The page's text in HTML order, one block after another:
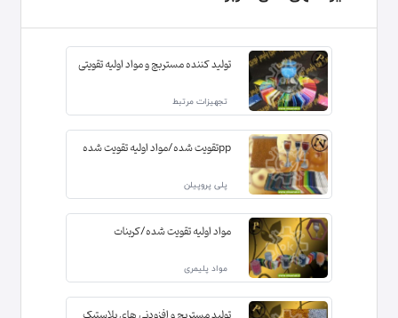
تولید کننده مستربچ و مواد اولیه تقویتی
تجهیزات مرتبط
ppتقویت شده/مواد اولیه تقویت شده
پلی پروپیلن
مواد اولیه تقویت شده/کربنات
مواد پلیمری